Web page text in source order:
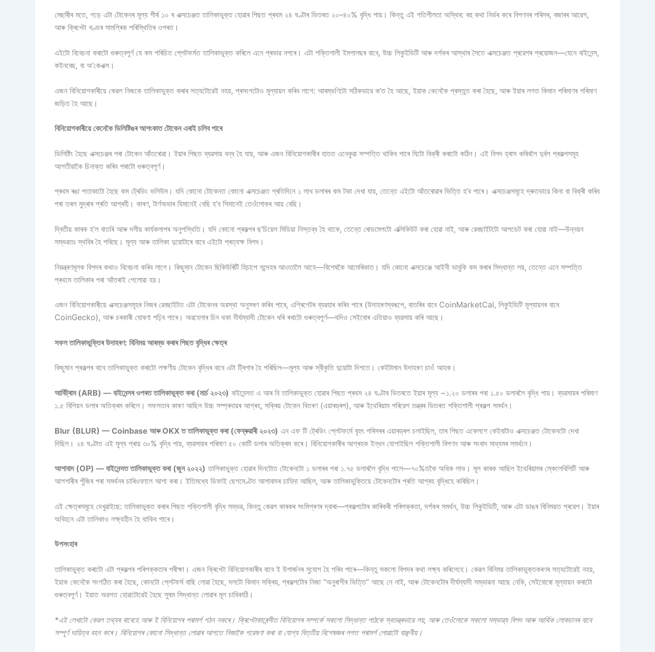
মেছাৰীৰ মতে, গড়ে এটা টোকেনৰ মূল্য শীৰ্ষ ১০ ৰ এক্সচেঞ্জত তালিকাভুক্ত হোৱাৰ পিছত প্ৰথম ২৪ ঘণ্টাৰ ভিতৰত ২০–৪০% বৃদ্ধি পায়। কিন্তু এই গতিশীলতা অস্থিৰ: বহু কথা নিৰ্ভৰ কৰে বিপণনৰ পৰিসৰ, বজাৰৰ আৱেগ,
আৰু ক্ৰিপ্টো খণ্ডৰ সামগ্ৰিক পৰিস্থিতিৰ ওপৰত।
এইটো বিবেচনা কৰাটো গুৰুত্বপূৰ্ণ যে কম পৰিচিত প্লেটফৰ্মত তালিকাভুক্ত কৰিলে এনে প্ৰভাৱ নপৰে। এটা শক্তিশালী ইমপালছৰ বাবে, উচ্চ লিকুইডিটি আৰু দৰ্শকৰ আস্থাৰ সৈতে এক্সচেঞ্জত প্ৰৱেশৰ প্ৰয়োজন—যেনে বাইনেন্স,
কইনবেছ, বা অ’কেএক্স।
এজন বিনিয়োগকাৰীয়ে কেৱল নিজকে তালিকাভুক্ত কৰাৰ সত্যটোৱেই নহয়, প্ৰসংগটোও মূল্যায়ন কৰিব লাগে: আৰম্ভণিটো সঠিকভাৱে ক’ত হৈ আছে, ইয়াক কেনেকৈ প্ৰস্তুত কৰা হৈছে, আৰু ইয়াৰ লগত কিমান পৰিমাণৰ পৰিমাণ
জড়িত হৈ আছে।
বিনিয়োগকাৰীয়ে কেনেকৈ ডিলিষ্টিঙৰ আশংকাত টোকেন এৰাই চলিব পাৰে
ডিলিষ্টিং হৈছে এক্সচেঞ্জৰ পৰা টোকেন আঁতৰোৱা। ইয়াৰ পিছত ব্যৱসায় বন্ধ হৈ যায়, আৰু এজন বিনিয়োগকাৰীৰ হাতত এনেকুৱা সম্পত্তি থাকিব পাৰে যিটো বিক্ৰী কৰাটো কঠিন। এই বিপদ হ্ৰাস কৰিবলৈ দুৰ্বল প্ৰকল্পসমূহ
আগতীয়াকৈ চিনাক্ত কৰিব পৰাটো গুৰুত্বপূৰ্ণ।
প্ৰথম ৰঙা পতাকাটো হৈছে কম ট্ৰেডিং ভলিউম। যদি কোনো টোকেনত কোনো এক্সচেঞ্জত প্ৰতিদিনে ১ লাখ ডলাৰৰ কম টকা দেখা যায়, তেন্তে এইটো আঁতৰোৱাৰ ভিত্তি হ’ব পাৰে। এক্সচেঞ্জসমূহে দ্ৰুতভাৱে কিনা বা বিক্ৰী কৰিব
পৰা তৰল মুদ্ৰাৰ প্ৰতি আগ্ৰহী। কাৰণ, টাৰ্ণঅভাৰ যিমানেই বেছি হ’ব সিমানেই তেওঁলোকৰ আয় বেছি।
দ্বিতীয় কাৰক হ’ল বাতৰি আৰু দলীয় কাৰ্যকলাপৰ অনুপস্থিতি। যদি কোনো প্ৰকল্পৰ ছ’চিয়েল মিডিয়া নিস্তব্ধ হৈ থাকে, তেন্তে ৰোডমেপটো এক্সিকিউট কৰা হোৱা নাই, আৰু ৱেবছাইটটো আপডেট কৰা হোৱা নাই—উন্নয়ন
সম্ভৱতঃ স্থবিৰ হৈ পৰিছে। মূল্য আৰু তালিকা দুয়োটাৰে বাবে এইটো প্ৰত্যক্ষ বিপদ।
নিয়ন্ত্ৰণমূলক বিপদৰ কথাও বিবেচনা কৰিব লাগে। কিছুমান টোকেন ছিকিউৰিটি হিচাপে সন্দেহৰ আওতালৈ আহে—বিশেষকৈ আমেৰিকাত। যদি কোনো এক্সচেঞ্জে আইনী ভাবুকি কম কৰাৰ সিদ্ধান্ত লয়, তেন্তে এনে সম্পত্তি
প্ৰথমে তালিকাৰ পৰা আঁতৰাই পেলোৱা হয়।
এজন বিনিয়োগকাৰীয়ে এক্সচেঞ্জসমূহৰ নিজৰ ৱেবছাইটত এটা টোকেনৰ অৱস্থা অনুসৰণ কৰিব পাৰে, এগ্ৰিগেটৰ ব্যৱহাৰ কৰিব পাৰে (উদাহৰণস্বৰূপে, বাতৰিৰ বাবে CoinMarketCal, লিকুইডিটি মূল্যায়নৰ বাবে
CoinGecko), আৰু চৰকাৰী ঘোষণা পঢ়িব পাৰে। অৱহেলাৰ চিন থকা দীৰ্ঘম্যাদী টোকেন ধৰি ৰখাটো গুৰুত্বপূৰ্ণ—যদিও সেইবোৰ এতিয়াও ব্যৱসায় কৰি আছে।
সফল তালিকাভুক্তিৰ উদাহৰণ: বিনিময় আৰম্ভ কৰাৰ পিছত বৃদ্ধিৰ ক্ষেত্ৰ
কিছুমান প্ৰকল্পৰ বাবে তালিকাভুক্ত কৰাটো লক্ষণীয় টোকেন বৃদ্ধিৰ বাবে এটা ট্ৰিগাৰ হৈ পৰিছিল—মূল্য আৰু স্বীকৃতি দুয়োটা দিশতে। কেইটামান উদাহৰণ চাওঁ আহক।
আৰ্বিট্ৰাম (ARB) — বাইনেন্সৰ ওপৰত তালিকাভুক্ত কৰা (মাৰ্চ ২০২৩) বাইনেন্সত এ আৰ বি তালিকাভুক্ত হোৱাৰ পিছত প্ৰথম ২৪ ঘণ্টাৰ ভিতৰতে ইয়াৰ মূল্য ~১.২০ ডলাৰৰ পৰা ১.৫০ ডলাৰলৈ বৃদ্ধি পায়। ব্যৱসায়ৰ পৰিমাণ
১.৫ বিলিয়ন ডলাৰ অতিক্ৰম কৰিলে। সফলতাৰ কাৰণ আছিল উচ্চ সম্প্ৰদায়ৰ আগ্ৰহ, সক্ৰিয় টোকেন বিতৰণ (এয়াৰড্ৰপ), আৰু ইথেৰিয়াম পৰিৱেশ তন্ত্ৰৰ ভিতৰত শক্তিশালী প্ৰকল্প সমৰ্থন।
Blur (BLUR) — Coinbase আৰু OKX ত তালিকাভুক্ত কৰা (ফেব্ৰুৱাৰী ২০২৩) এন এফ টি ট্ৰেডিং প্লেটফৰ্মে বৃহৎ পৰিসৰৰ এয়াৰড্ৰপ চলাইছিল, তাৰ পিছত একেলগে কেইবাটাও এক্সচেঞ্জত টোকেনটো দেখা
দিছিল। ২৪ ঘণ্টাত এই মূল্য প্ৰায় ৩০% বৃদ্ধি পায়, ব্যৱসায়ৰ পৰিমাণ ৫০ কোটি ডলাৰ অতিক্ৰম কৰে। বিনিয়োগকাৰীৰ আগ্ৰহক ইন্ধন যোগাইছিল শক্তিশালী বিপণন আৰু সংবাদ মাধ্যমৰ সমৰ্থনে।
আশাবাদ (OP) — বাইনেন্সত তালিকাভুক্ত কৰা (জুন ২০২২) তালিকাভুক্ত হোৱাৰ দিনটোত টোকেনটো ১ ডলাৰৰ পৰা ১.৭৫ ডলাৰলৈ বৃদ্ধি পালে—৭০%তকৈ অধিক লাভ। মূল কাৰক আছিল ইথেৰিয়ামৰ স্কেলেবিলিটি আৰু
আগশাৰীৰ পুঁজিৰ পৰা সমৰ্থনৰ চাৰিওফালে আশা কৰা। ইতিমধ্যে ডিফাই ছেগমেণ্টত আশাবাদৰ চাহিদা আছিল, আৰু তালিকাভুক্তিয়ে টোকেনটোৰ প্ৰতি আগ্ৰহ বৃদ্ধিহে কৰিছিল।
এই ক্ষেত্ৰসমূহে দেখুৱাইছে: তালিকাভুক্ত কৰাৰ পিছত শক্তিশালী বৃদ্ধি সম্ভৱ, কিন্তু কেৱল কাৰকৰ সংমিশ্ৰণৰ দ্বাৰা—প্ৰকল্পটোৰ কাৰিকৰী পৰিপক্কতা, দৰ্শকৰ সমৰ্থন, উচ্চ লিকুইডিটি, আৰু এটা ডাঙৰ বিনিময়ত প্ৰৱেশ। ইয়াৰ
অবিহনে এটা তালিকাও লক্ষ্যহীন হৈ থাকিব পাৰে।
উপসংহাৰ
তালিকাভুক্ত কৰাটো এটা প্ৰকল্পৰ পৰিপক্কতাৰ পৰীক্ষা। এজন ক্ৰিপ্টো বিনিয়োগকাৰীৰ বাবে ই উপাৰ্জনৰ সুযোগ হৈ পৰিব পাৰে—কিন্তু সকলো বিপদৰ কথা লক্ষ্য কৰিলেহে। কেৱল বিনিময় তালিকাভুক্তকৰণৰ সত্যটোৱেই নহয়,
ইয়াক কেনেকৈ সংগঠিত কৰা হৈছে, কোনটো প্লেটফৰ্ম বাছি লোৱা হৈছে, দলটো কিমান সক্ৰিয়, প্ৰকল্পটোৰ নিজা “অনুৰাগীৰ ভিত্তি” আছে নে নাই, আৰু টোকেনটোৰ দীৰ্ঘম্যাদী সম্ভাৱনা আছে নেকি, সেইবোৰো মূল্যায়ন কৰাটো
গুৰুত্বপূৰ্ণ। ইয়াত অৱগত হোৱাটোৱেই হৈছে সুষম সিদ্ধান্ত লোৱাৰ মূল চাবিকাঠি।
*এই লেখাটো কেৱল তথ্যৰ বাবেহে আৰু ই বিনিয়োগৰ পৰামৰ্শ গঠন নকৰে। ক্ৰিপ্টোকাৰেন্সীত বিনিয়োগৰ সম্পৰ্কে সকলো সিদ্ধান্ত পাঠকে স্বতন্ত্ৰভাৱে লয়, আৰু তেওঁলোকে সকলো সম্ভাৱ্য বিপদ আৰু আৰ্থিক লোকচানৰ বাবে
সম্পূৰ্ণ দায়িত্ব বহন কৰে। বিনিয়োগৰ কোনো সিদ্ধান্ত লোৱাৰ আগতে নিজাকৈ গৱেষণা কৰা বা যোগ্য বিত্তীয় বিশেষজ্ঞৰ লগত পৰামৰ্শ লোৱাটো বাঞ্ছনীয়।